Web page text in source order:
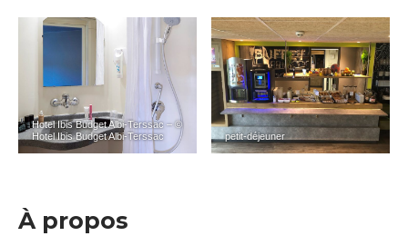
Hotel Ibis Budget Albi-Terssac – ©
Hotel Ibis Budget Albi-Terssac
petit-déjeuner
À propos